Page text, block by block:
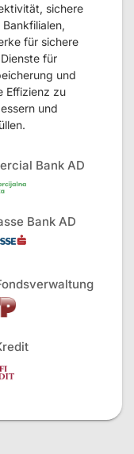
sichere
für sichere
für
und
Effizienz zu
und
Bank AD
Bank AD